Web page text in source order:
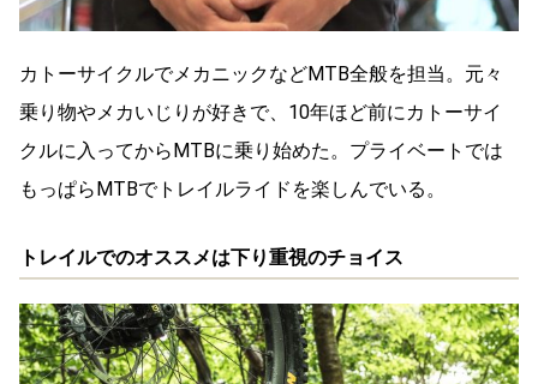
カトーサイクルでメカニックなどMTB全般を担当。元々
乗り物やメカいじりが好きで、10年ほど前にカトーサイ
クルに入ってからMTBに乗り始めた。プライベートでは
もっぱらMTBでトレイルライドを楽しんでいる。
トレイルでのオススメは下り重視のチョイス